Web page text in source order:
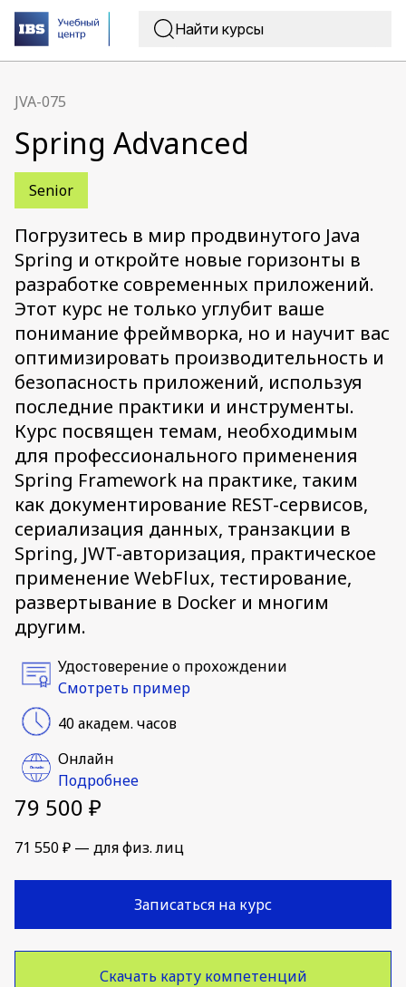
JVA-075
Spring Advanced
Senior
Погрузитесь в мир продвинутого Java
Spring и откройте новые горизонты в
разработке современных приложений.
Этот курс не только углубит ваше
понимание фреймворка, но и научит вас
оптимизировать производительность и
безопасность приложений, используя
последние практики и инструменты.
Курс посвящен темам, необходимым
для профессионального применения
Spring Framework на практике, таким
как документирование REST-сервисов,
сериализация данных, транзакции в
Spring, JWT-авторизация, практическое
применение WebFlux, тестирование,
развертывание в Docker и многим
другим.
Удостоверение о прохождении
Смотреть пример
40 академ. часов
Онлайн
Подробнее
79 500 ₽
71 550 ₽ — для физ. лиц
Записаться на курс
Скачать карту компетенций